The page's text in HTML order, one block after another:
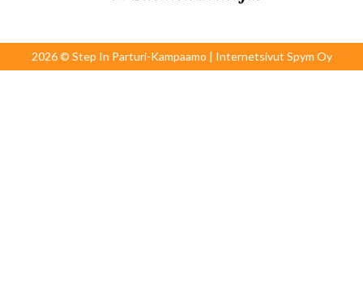
2026 © Step In Parturi-Kampaamo | Internetsivut Spym Oy